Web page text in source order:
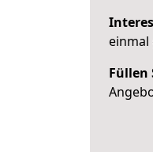
einmal
Füllen